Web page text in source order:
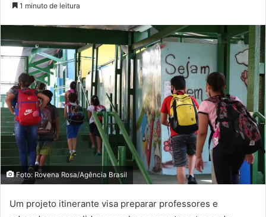
1 minuto de leitura
Foto: Rovena Rosa/Agência Brasil
Um projeto itinerante visa preparar professores e